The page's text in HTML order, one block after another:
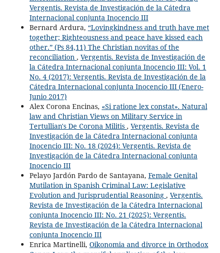
Vergentis. Revista de Investigación de la Cátedra
Internacional conjunta Inocencio III
Bernard Ardura, “Lovingkindness and truth have met
together; Righteousness and peace have kissed each
other.” (Ps 84,11) The Christian novitas of the
reconciliation , Vergentis. Revista de Investigación de
la Cátedra Internacional conjunta Inocencio III: Vol. 1
No. 4 (2017): Vergentis. Revista de Investigación de la
Cátedra Internacional conjunta Inocencio III (Enero-
Junio 2017)
Alex Corona Encinas, «Si ratione lex constat». Natural
law and Christian Views on Military Service in
Tertullian's De Corona Militis , Vergentis. Revista de
Investigación de la Cátedra Internacional conjunta
Inocencio III: No. 18 (2024): Vergentis. Revista de
Investigación de la Cátedra Internacional conjunta
Inocencio III
Pelayo Jardón Pardo de Santayana, Female Genital
Mutilation in Spanish Criminal Law: Legislative
Evolution and Jurisprudential Reasoning , Vergentis.
Revista de Investigación de la Cátedra Internacional
conjunta Inocencio III: No. 21 (2025): Vergentis.
Revista de Investigación de la Cátedra Internacional
conjunta Inocencio III
Enrica Martinelli, Oikonomia and divorce in Orthodox